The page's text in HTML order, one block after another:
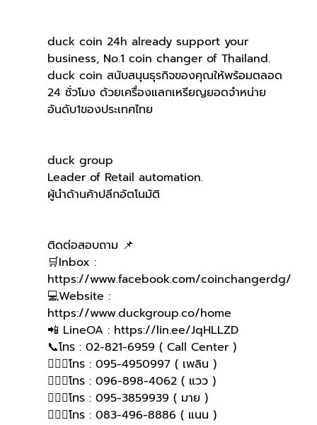
duck coin 24h already support your
business, No.1 coin changer of Thailand.
duck coin สนับสนุนธุรกิจของคุณให้พร้อมตลอด
24 ชั่วโมง ด้วยเครื่องแลกเหรียญยอดจำหน่าย
อันดับ1ของประเทศไทย
duck group
Leader of Retail automation.
ผู้นำด้านค้าปลีกอัตโนมัติ
ติดต่อสอบถาม 📌
🛒Inbox :
https://www.facebook.com/coinchangerdg/
💻Website :
https://www.duckgroup.co/home
📲 LineOA : https://lin.ee/JqHLLZD
📞โทร : 02-821-6959 ( Call Center )
🙋🏻‍♀โทร : 095-4950997 ( เพลิน )
🙋🏻‍♀โทร : 096-898-4062 ( แวว )
🙋🏻‍♀️โทร : 095-3859939 ( มาย )
🙋🏻‍♀️โทร : 083-496-8886 ( แนน )